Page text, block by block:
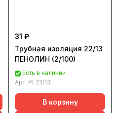
31 ₽
Трубная изоляция 22/13
ПЕНОЛИН (2/100)
Есть в наличии
Арт. PL22/13
В корзину